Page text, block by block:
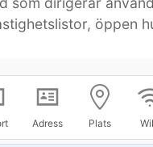
öppen
Adress Plats